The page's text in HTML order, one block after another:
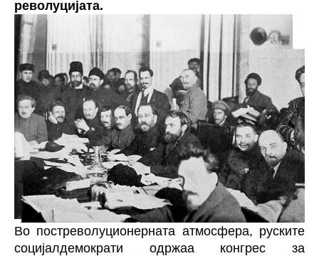
револуцијата.
Во постреволуционерната атмосфера, руските
социјалдемократи одржаа конгрес за